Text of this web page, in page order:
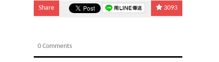
Share 3093
0 Comments